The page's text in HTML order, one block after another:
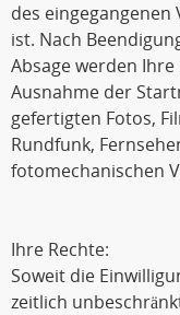
des
ist. Nach
Absage werden
Ausnahme der
gefertigten Fotos,
Rundfunk,
fotomechanischen
Ihre Rechte:
Soweit die
zeitlich